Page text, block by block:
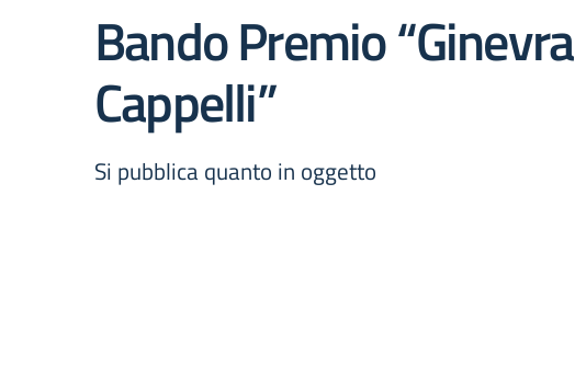
Bando Premio “Ginevra
Cappelli”
Si pubblica quanto in oggetto